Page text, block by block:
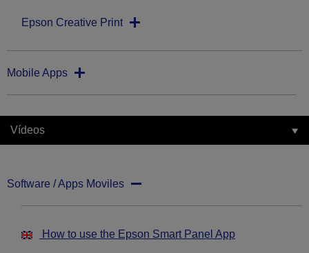
Epson Creative Print
Mobile Apps
Vídeos
Software / Apps Moviles
How to use the Epson Smart Panel App